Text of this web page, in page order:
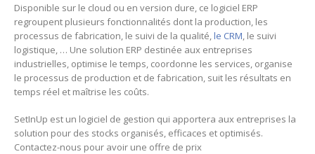
Disponible sur le cloud ou en version dure, ce logiciel ERP
regroupent plusieurs fonctionnalités dont la production, les
processus de fabrication, le suivi de la qualité,le CRM, le suivi
logistique, … Une solution ERP destinée aux entreprises
industrielles, optimise le temps, coordonne les services, organise
le processus de production et de fabrication, suit les résultats en
temps réel et maîtrise les coûts.
SetInUp est un logiciel de gestion qui apportera aux entreprises la
solution pour des stocks organisés, efficaces et optimisés.
Contactez-nous pour avoir une offre de prix